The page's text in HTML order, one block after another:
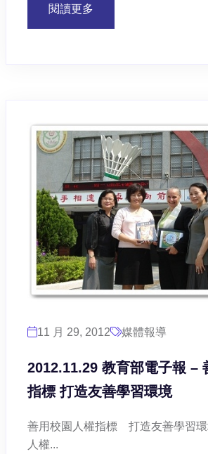
閱讀更多
11 月 29, 2012 媒體報導
2012.11.29 教育部電子報 –
指標 打造友善學習環境
善用校園人權指標 打造友善學習環
人權...